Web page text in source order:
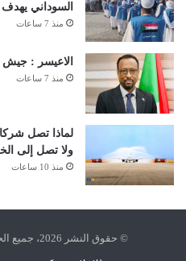
السوداني
منذ 7 ساعات
الاعيسر :
منذ 7 ساعات
لماذا تصل
ولا تصل إلى
منذ 10 ساعات
© حقوق النشر 2026، جميع الحقوق محفوظة | كوش نيوز